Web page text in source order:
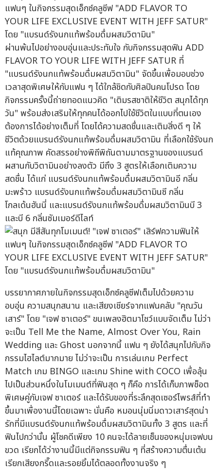
ผ่านพ้นไปอย่างอบอุ่นและประทับใจ กับกิจกรรมสุดฟิน ADD
FLAVOR TO YOUR LIFE WITH JEFF SATUR ที่
"แบรนด์รังนกแท้พร้อมดื่มผสมวิตามิน" จัดขึ้นเพื่อมอบช่วง
เวลาสุดพิเศษให้กับแฟน ๆ ได้ใกล้ชิดกับศิลปินคนโปรด โดย
กิจกรรมครั้งนี้ถ่ายทอดแนวคิด "เติมรสชาติให้ชีวิต สนุกได้ทุก
วัน" พร้อมส่งเสริมให้ทุกคนได้ออกไปใช้ชีวิตในแบบที่ตนเอง
ต้องการได้อย่างเต็มที่ โดยได้ความสดชื่นและเติมสิ่งดี ๆ ให้
ชีวิตด้วยแบรนด์รังนกแท้พร้อมดื่มผสมวิตามิน ที่เลือกใช้รังนก
แท้คุณภาพ คัดสรรอย่างพิถีพิถันตามมาตรฐานของแบรนด์
ผสานกับวิตามินอย่างลงตัว มีถึง 3 สูตรให้เลือกเติมความ
สดชื่น ได้แก่ แบรนด์รังนกแท้พร้อมดื่มผสมวิตามินอี กลิ่น
มะพร้าว แบรนด์รังนกแท้พร้อมดื่มผสมวิตามินซี กลิ่น
โกลเด้นฮันนี่ และแบรนด์รังนกแท้พร้อมดื่มผสมวิตามินบี 3
และบี 6 กลิ่นซัมเมอร์ดีไลท์
บรรยากาศภายในกิจกรรมสุดเอ็กซ์คลูซีฟเต็มไปด้วยความ
อบอุ่น ความสนุกสนาน และเสียงเชียร์จากแฟนคลับ "คุณวัน
เสาร์" โดย "เจฟ ซาเตอร์" ขนเพลงฮิตมาโชว์แบบจัดเต็ม ไม่ว่า
จะเป็น Tell Me the Name, Almost Over You, Rain
Wedding และ Ghost นอกจากนี้ แฟน ๆ ยังได้สนุกไปกับกิจ
กรรมไฮไลต์มากมาย ไม่ว่าจะเป็น การเล่นเกม Perfect
Match เกม BINGO และเกม Shine with COCO เพื่อลุ้น
ไปเป็นส่วนหนึ่งในโมเมนต์ที่ฟินสุด ๆ ก็คือ การได้เก็บภาพช็อต
พิเศษคู่กับเจฟ ซาเตอร์ และได้รับของที่ระลึกสุดเซอร์ไพรส์ที่ทำ
ขึ้นมาเพื่องานนี้โดยเฉพาะ นั่นคือ หมอนนุ่มนิ่มดาวเสาร์สุดน่า
รักที่มีแบรนด์รังนกแท้พร้อมดื่มผสมวิตามินทั้ง 3 สูตร และที่
ฟินไปกว่านั้น ผู้โชคดีเพียง 10 คนจะได้ลายเซ็นของหนุ่มเจฟบน
ขวด เรียกได้ว่างานนี้มีแต่กิจกรรมฟิน ๆ ที่สร้างความตื่นเต้น
เรียกเสียงกรี๊ดและรอยยิ้มได้ตลอดทั้งงานจริง ๆ